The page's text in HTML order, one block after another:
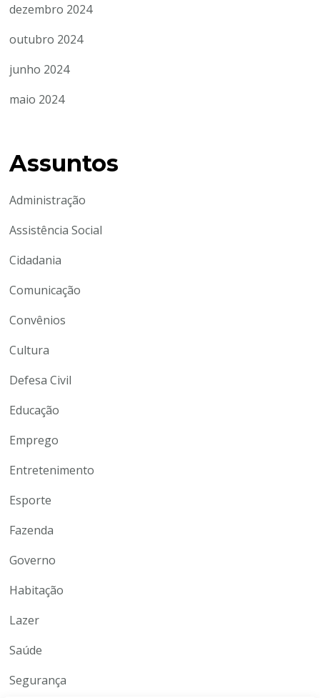
dezembro 2024
outubro 2024
junho 2024
maio 2024
Assuntos
Administração
Assistência Social
Cidadania
Comunicação
Convênios
Cultura
Defesa Civil
Educação
Emprego
Entretenimento
Esporte
Fazenda
Governo
Habitação
Lazer
Saúde
Segurança